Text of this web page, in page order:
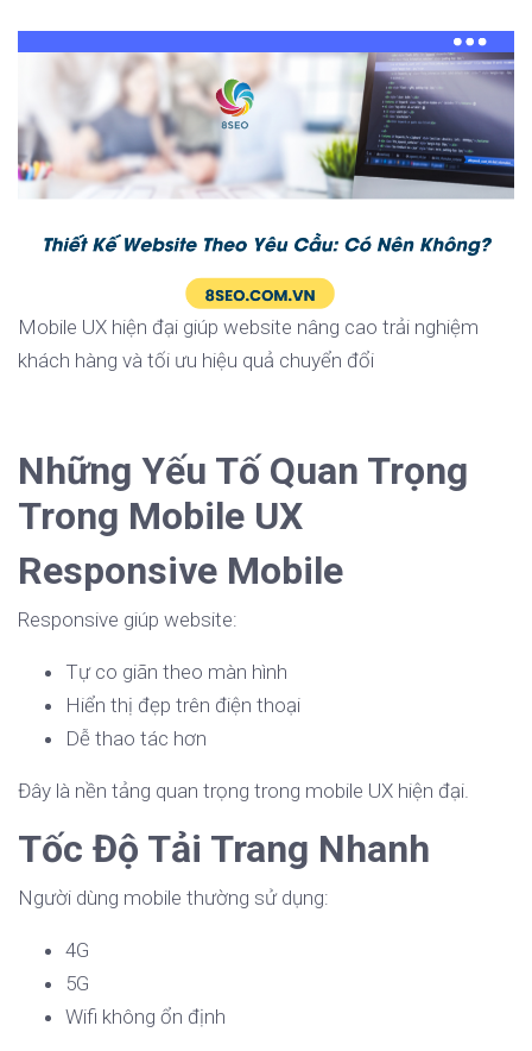
Mobile UX hiện đại giúp website nâng cao trải nghiệm
khách hàng và tối ưu hiệu quả chuyển đổi
Những Yếu Tố Quan Trọng
Trong Mobile UX
Responsive Mobile
Responsive giúp website:
Tự co giãn theo màn hình
Hiển thị đẹp trên điện thoại
Dễ thao tác hơn
Đây là nền tảng quan trọng trong mobile UX hiện đại.
Tốc Độ Tải Trang Nhanh
Người dùng mobile thường sử dụng:
4G
5G
Wifi không ổn định